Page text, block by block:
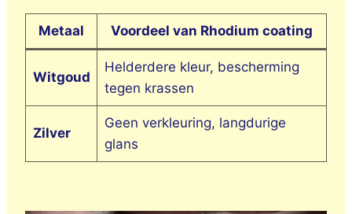
Metaal Voordeel van Rhodium coating
Witgoud
Helderdere kleur, bescherming
tegen krassen
Zilver
Geen verkleuring, langdurige
glans